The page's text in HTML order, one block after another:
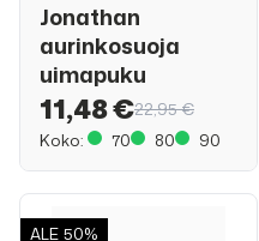
Jonathan
aurinkosuoja
uimapuku
11,48 €22,95 €
Koko:
70 80 90
ALE 50%